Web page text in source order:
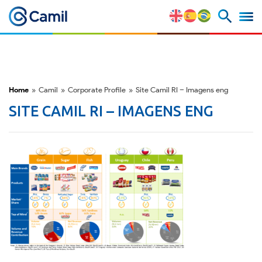
Corporate Profile
Strategy and Competitive
Risk Factors
M&A and Securities Market
ESG
Home » Camil » Corporate Profile » Site Camil RI – Imagens eng
SITE CAMIL RI – IMAGENS ENG